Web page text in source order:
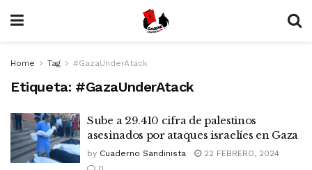
Home Tag #GazaUnderAtack
Etiqueta: #GazaUnderAtack
Sube a 29.410 cifra de palestinos
asesinados por ataques israelíes en Gaza
by Cuaderno Sandinista
22 FEBRERO, 2024